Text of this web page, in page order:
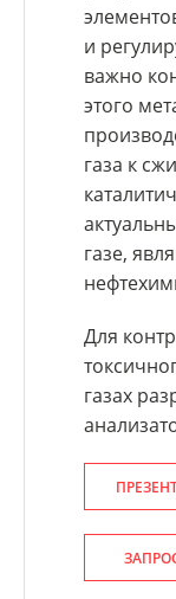
и
важно
этого
газа к
газе,
Для
газах